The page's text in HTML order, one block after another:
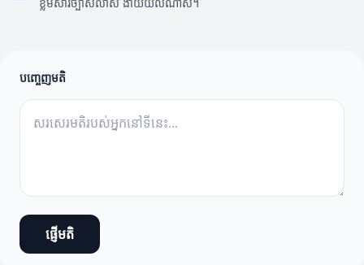
បញ្ចេញមតិ
ផ្ញើមតិ